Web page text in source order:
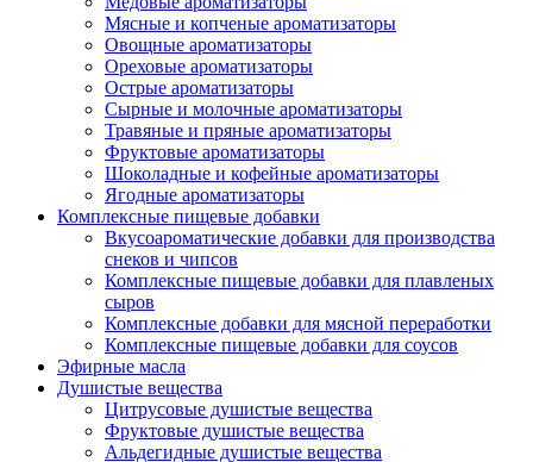
Мясные и копченые ароматизаторы
Овощные ароматизаторы
Ореховые ароматизаторы
Острые ароматизаторы
Сырные и молочные ароматизаторы
Травяные и пряные ароматизаторы
Фруктовые ароматизаторы
Шоколадные и кофейные ароматизаторы
Ягодные ароматизаторы
Комплексные пищевые добавки
Вкусоароматические добавки для производства
снеков и чипсов
Комплексные пищевые добавки для плавленых
сыров
Комплексные добавки для мясной переработки
Комплексные пищевые добавки для соусов
Эфирные масла
Душистые вещества
Цитрусовые душистые вещества
Фруктовые душистые вещества
Альдегидные душистые вещества